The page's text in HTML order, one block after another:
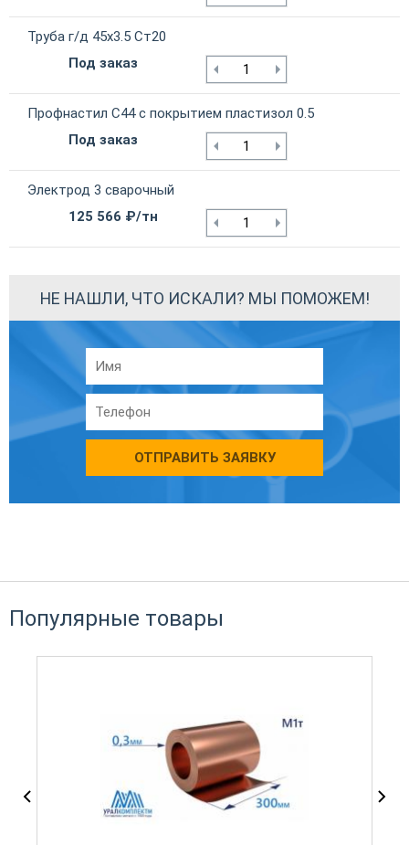
Труба г/д 45х3.5 Ст20
Под заказ
Профнастил С44 с покрытием пластизол 0.5
Под заказ
Электрод 3 сварочный
125 566 ₽/тн
НЕ НАШЛИ, ЧТО ИСКАЛИ? МЫ ПОМОЖЕМ!
ОТПРАВИТЬ ЗАЯВКУ
Популярные товары